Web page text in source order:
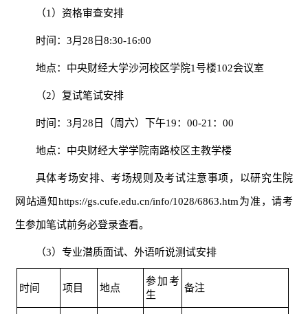
（1）资格审查安排
时间：3月28日8:30-16:00
地点：中央财经大学沙河校区学院1号楼102会议室
（2）复试笔试安排
时间：3月28日（周六）下午19：00-21：00
地点：中央财经大学学院南路校区主教学楼
具体考场安排、考场规则及考试注意事项，以研究生院
网站通知https://gs.cufe.edu.cn/info/1028/6863.htm为准，请考
生参加笔试前务必登录查看。
（3）专业潜质面试、外语听说测试安排
时间 项目 地点
参加考
生
备注